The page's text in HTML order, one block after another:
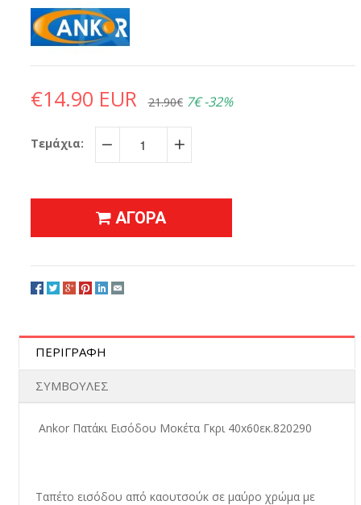
€14.90 EUR 21.90€ 7€ -32%
Τεμάχια:
− +
ΑΓΟΡΑ
ΠΕΡΙΓΡΑΦΗ
ΣΥΜΒΟΥΛΕΣ
Ankor Πατάκι Εισόδου Μοκέτα Γκρι 40x60εκ.820290
Ταπέτο εισόδου από καουτσούκ σε μαύρο χρώμα με